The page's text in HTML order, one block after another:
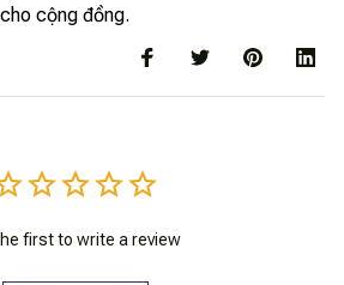
cộng đồng.
first to write a review